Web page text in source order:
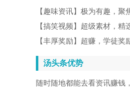
【趣味资讯】极为有趣，聚
【搞笑视频】超级素材，精
【丰厚奖励】超赚，学徒奖
汤头条优势
随时随地都能去看资讯赚钱